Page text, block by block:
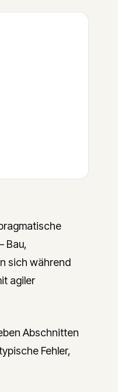
Bau,
sich während
agiler
Abschnitten
Fehler,